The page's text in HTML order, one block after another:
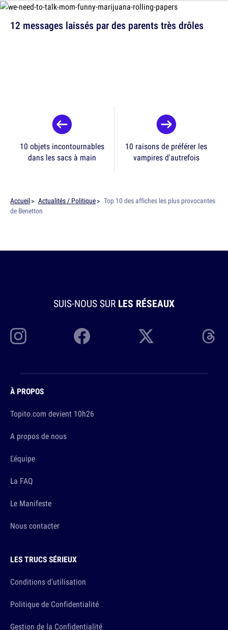
12 messages laissés par des parents très drôles
10 objets incontournables
dans les sacs à main
10 raisons de préférer les
vampires d'autrefois
Accueil Actualités / Politique
Top 10 des affiches les plus provocantes
de Benetton
SUIS-NOUS SUR LES RÉSEAUX
À PROPOS
Topito.com devient 10h26
A propos de nous
L'équipe
La FAQ
Le Manifeste
Nous contacter
LES TRUCS SÉRIEUX
Conditions d'utilisation
Politique de Confidentialité
Gestion de la Confidentialité